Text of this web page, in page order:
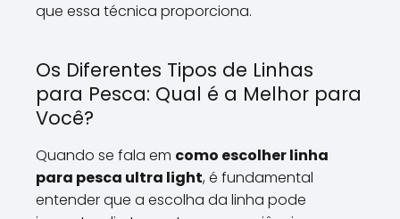
que essa técnica proporciona.
Os Diferentes Tipos de Linhas
para Pesca: Qual é a Melhor para
Você?
Quando se fala em como escolher linha
para pesca ultra light, é fundamental
entender que a escolha da linha pode